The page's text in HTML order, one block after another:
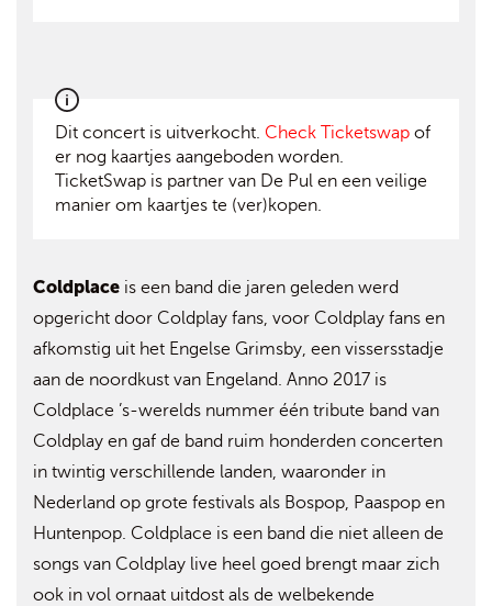
Dit concert is uitverkocht. Check Ticketswap of
er nog kaartjes aangeboden worden.
TicketSwap is partner van De Pul en een veilige
manier om kaartjes te (ver)kopen.
Coldplace is een band die jaren geleden werd
opgericht door Coldplay fans, voor Coldplay fans en
afkomstig uit het Engelse Grimsby, een vissersstadje
aan de noordkust van Engeland. Anno 2017 is
Coldplace ’s-werelds nummer één tribute band van
Coldplay en gaf de band ruim honderden concerten
in twintig verschillende landen, waaronder in
Nederland op grote festivals als Bospop, Paaspop en
Huntenpop. Coldplace is een band die niet alleen de
songs van Coldplay live heel goed brengt maar zich
ook in vol ornaat uitdost als de welbekende